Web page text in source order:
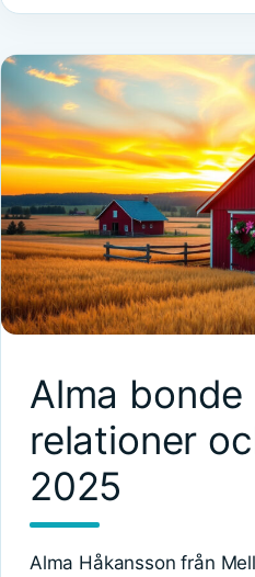
Alma
relationer
2025
Alma Håkansson från